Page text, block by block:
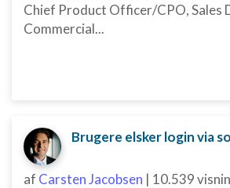
Chief Product Officer/CPO, Sales
Commercial...
Brugere elsker login via
af Carsten Jacobsen | 10.539